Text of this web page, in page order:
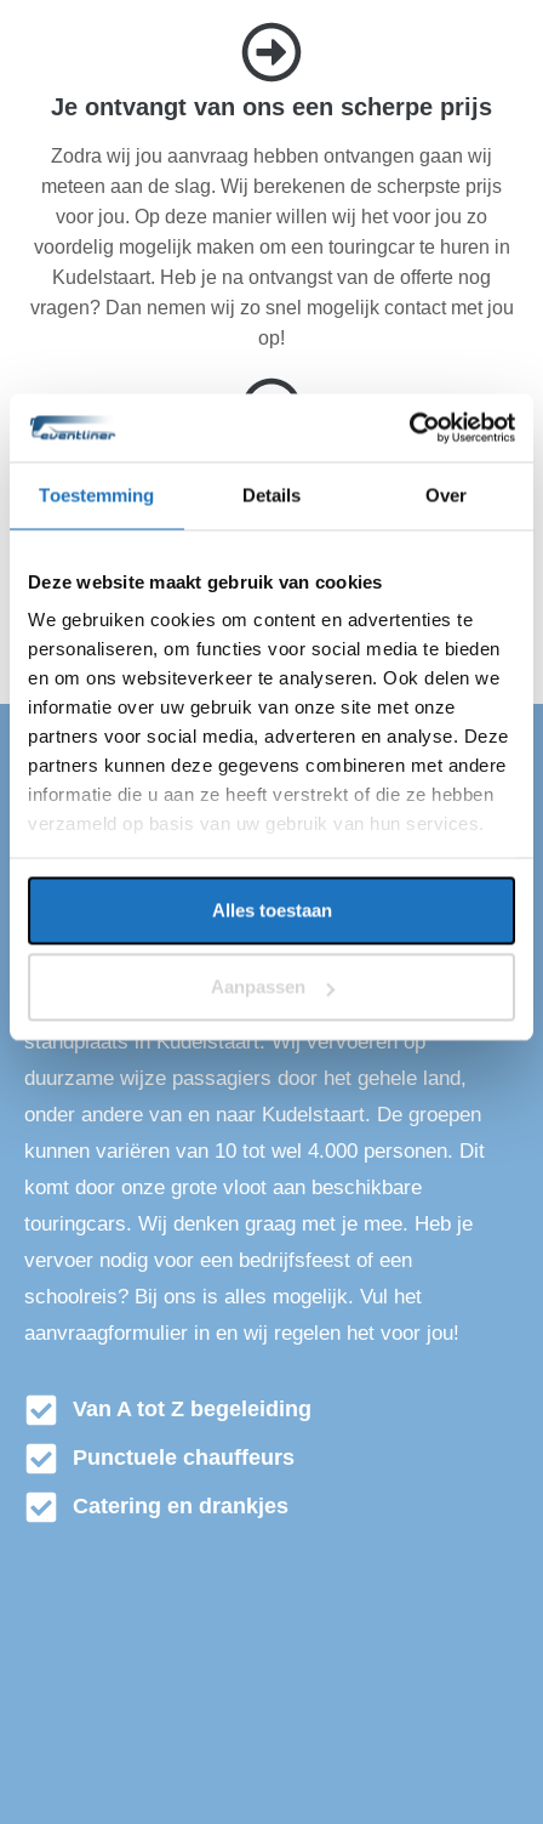
Toestemming Details Over
Deze website maakt gebruik van cookies
We gebruiken cookies om content en advertenties te
personaliseren, om functies voor social media te bieden
en om ons websiteverkeer te analyseren. Ook delen we
informatie over uw gebruik van onze site met onze
partners voor social media, adverteren en analyse. Deze
partners kunnen deze gegevens combineren met andere
informatie die u aan ze heeft verstrekt of die ze hebben
verzameld op basis van uw gebruik van hun services.
Alles toestaan
Aanpassen
Je ontvangt van ons een scherpe prijs
Zodra wij jou aanvraag hebben ontvangen gaan wij
meteen aan de slag. Wij berekenen de scherpste prijs
voor jou. Op deze manier willen wij het voor jou zo
voordelig mogelijk maken om een touringcar te huren in
Kudelstaart. Heb je na ontvangst van de offerte nog
vragen? Dan nemen wij zo snel mogelijk contact met jou
op!
Als de offerte goed is bevallen regelen wij de rest. Je
bij de afgesproken bestemming in Kudelstaart en zorgen
TOURINGCAR HUREN KUDELSTAART
Touringcar huren in
Kudelstaart
standplaats in Kudelstaart. Wij vervoeren op
duurzame wijze passagiers door het gehele land,
onder andere van en naar Kudelstaart. De groepen
kunnen variëren van 10 tot wel 4.000 personen. Dit
komt door onze grote vloot aan beschikbare
touringcars. Wij denken graag met je mee. Heb je
vervoer nodig voor een bedrijfsfeest of een
schoolreis? Bij ons is alles mogelijk. Vul het
aanvraagformulier in en wij regelen het voor jou!
Van A tot Z begeleiding
Punctuele chauffeurs
Catering en drankjes